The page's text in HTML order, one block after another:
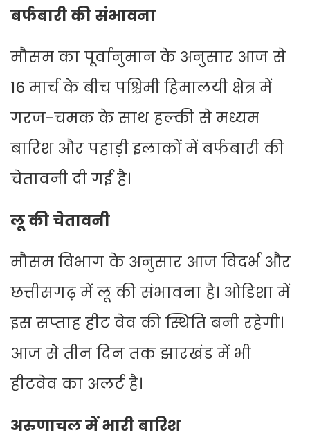
बर्फबारी की संभावना
मौसम का पूर्वानुमान के अनुसार आज से
16 मार्च के बीच पश्चिमी हिमालयी क्षेत्र में
गरज-चमक के साथ हल्की से मध्यम
बारिश और पहाड़ी इलाकों में बर्फबारी की
चेतावनी दी गई है।
लू की चेतावनी
मौसम विभाग के अनुसार आज विदर्भ और
छत्तीसगढ़ में लू की संभावना है। ओडिशा में
इस सप्ताह हीट वेव की स्थिति बनी रहेगी।
आज से तीन दिन तक झारखंड में भी
हीटवेव का अलर्ट है।
अरुणाचल में भारी बारिश